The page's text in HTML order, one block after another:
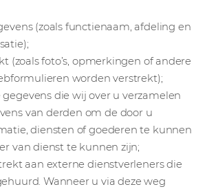
(zoals functienaam, afdeling en
(zoals foto’s, opmerkingen of andere
worden verstrekt);
die wij over u verzamelen
van derden om de door u
diensten of goederen te kunnen
van dienst te kunnen zijn;
aan externe dienstverleners die
Wanneer u via deze weg